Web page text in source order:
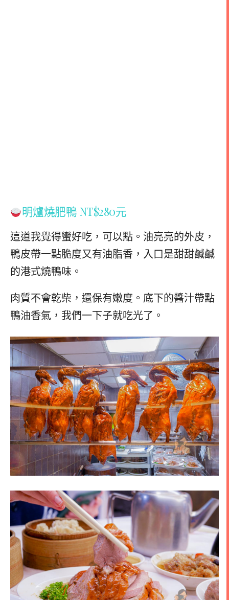
明爐燒肥鴨 NT$280元
這道我覺得蠻好吃，可以點。油亮亮的外皮，
鴨皮帶一點脆度又有油脂香，入口是甜甜鹹鹹
的港式燒鴨味。
肉質不會乾柴，還保有嫩度。底下的醬汁帶點
鴨油香氣，我們一下子就吃光了。